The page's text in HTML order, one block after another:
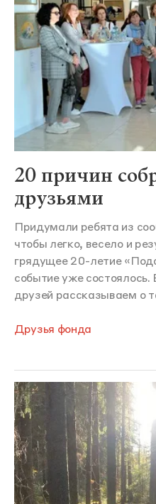
20 причин
друзьями
Придумали ребята из
чтобы легко, весело и
грядущее 20-летие
событие уже
друзей рассказываем о
Друзья фонда